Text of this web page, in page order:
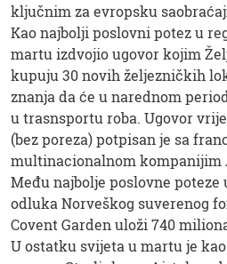
ključnim za evropsku
Kao najbolji poslovni potez u
martu izdvojio ugovor kojim
kupuju 30 novih željezničkih
znanja da će u narednom
u trasnsportu roba. Ugovor
(bez poreza) potpisan je sa
multinacionalnom kompanijim
Među najbolje poslovne poteze
odluka Norveškog suverenog
Covent Garden uloži 740
U ostatku svijeta u martu je